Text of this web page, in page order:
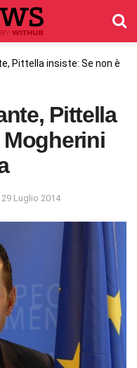
Pittella insiste: Se non è
Pittella
29 Luglio 2014